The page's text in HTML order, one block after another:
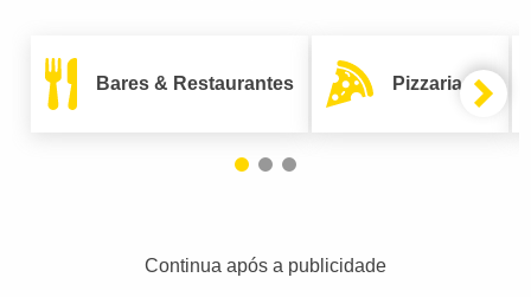
Bares & Restaurantes Pizzarias
Continua após a publicidade